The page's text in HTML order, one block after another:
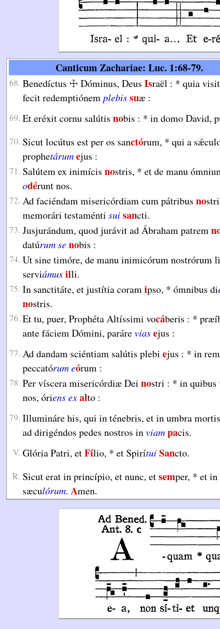
Canticum Zachariae: Luc. 1:68-79.
68. Benedíctus ☩ Dóminus, Deus Israël : * quia
fecit redemptiónemplebissuæ :
69. Et eréxit cornu salútis nobis : * in domo David,
70. Sicut locútus est per os sanctórum, * qui a
prophetárumejus :
71. Salútem ex inimícis nostris, * et de manu
odérunt nos.
72. Ad faciéndam misericórdiam cum pátribus no
memorári testaménti suisancti.
73. Jusjurándum, quod jurávit ad Ábraham patrem
datúrum senobis :
74. Ut sine timóre, de manu inimicórum nostrórum
serviámusilli.
75. In sanctitáte, et justítia coramipso, * ómnibus di
nostris.
76. Et tu, puer, Prophéta Altíssimi vocáberis : *
ante fáciem Dómini, paráreviasejus :
77. Ad dandam sciéntiam salútis plebi ejus : * in
peccatórum eórum :
78. Per víscera misericórdiæ Dei nostri : * in
nos, óriens exalto :
79. Illumináre his, qui in ténebris, et in umbra
ad dirigéndos pedes nostros inviampacis.
V. Glória Patri, etFílio, * et SpirítuiSancto.
R. Sicut erat in princípio, et nunc, etsemper, * et
sæculórum. Amen.